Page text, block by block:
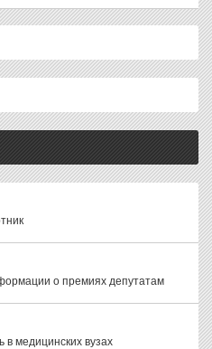
о премиях депутатам
медицинских вузах